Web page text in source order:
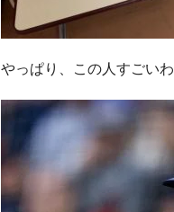
やっぱり、この人すごいわ